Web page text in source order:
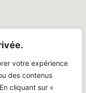
votre expérience
des contenus
cliquant sur «